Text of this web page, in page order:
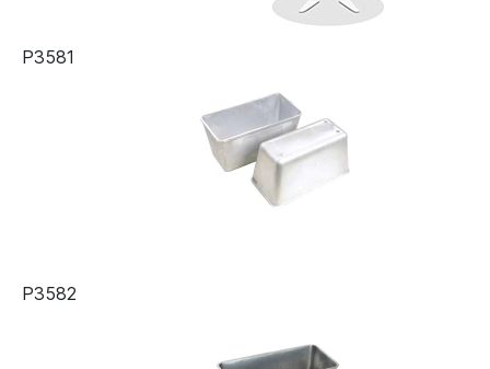
Р3581
Р3582